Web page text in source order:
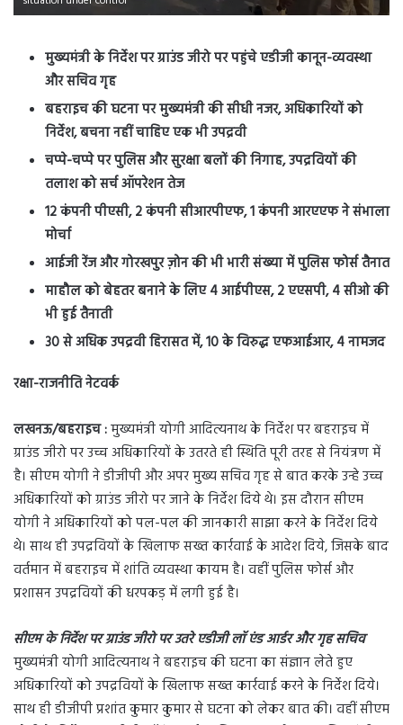
मुख्यमंत्री के निर्देश पर ग्राउंड जीरो पर पहुंचे एडीजी कानून-व्यवस्था
और सचिव गृह
बहराइच की घटना पर मुख्यमंत्री की सीधी नजर, अधिकारियों को
निर्देश, बचना नहीं चाहिए एक भी उपद्रवी
चप्पे-चप्पे पर पुलिस और सुरक्षा बलों की निगाह, उपद्रवियों की
तलाश को सर्च ऑपरेशन तेज
12 कंपनी पीएसी, 2 कंपनी सीआरपीएफ, 1 कंपनी आरएएफ ने संभाला
मोर्चा
आईजी रेंज और गोरखपुर ज़ोन की भी भारी संख्या में पुलिस फोर्स तैनात
माहौल को बेहतर बनाने के लिए 4 आईपीएस, 2 एएसपी, 4 सीओ की
भी हुई तैनाती
30 से अधिक उपद्रवी हिरासत में, 10 के विरुद्ध एफआईआर, 4 नामजद
रक्षा-राजनीति नेटवर्क
लखनऊ/बहराइच :मुख्यमंत्री योगी आदित्यनाथ के निर्देश पर बहराइच में
ग्राउंड जीरो पर उच्च अधिकारियों के उतरते ही स्थिति पूरी तरह से नियंत्रण में
है। सीएम योगी ने डीजीपी और अपर मुख्य सचिव गृह से बात करके उन्हे उच्च
अधिकारियों को ग्राउंड जीरो पर जाने के निर्देश दिये थे। इस दौरान सीएम
योगी ने अधिकारियों को पल-पल की जानकारी साझा करने के निर्देश दिये
थे। साथ ही उपद्रवियों के खिलाफ सख्त कार्रवाई के आदेश दिये, जिसके बाद
वर्तमान में बहराइच में शांति व्यवस्था कायम है। वहीं पुलिस फोर्स और
प्रशासन उपद्रवियों की धरपकड़ में लगी हुई है।
सीएम के निर्देश पर ग्राउंड जीरो पर उतरे एडीजी लॉ एंड आर्डर और गृह सचिव
मुख्यमंत्री योगी आदित्यनाथ ने बहराइच की घटना का संज्ञान लेते हुए
अधिकारियों को उपद्रवियों के खिलाफ सख्त कार्रवाई करने के निर्देश दिये।
साथ ही डीजीपी प्रशांत कुमार कुमार से घटना को लेकर बात की। वहीं सीएम